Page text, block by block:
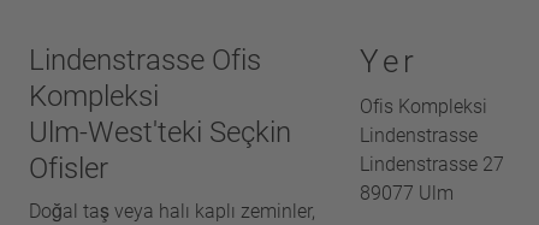
Lindenstrasse Ofis
Kompleksi
Ulm-West'teki Seçkin
Ofisler
Doğal taş veya halı kaplı zeminler,
Yer
Ofis Kompleksi
Lindenstrasse
Lindenstrasse 27
89077 Ulm